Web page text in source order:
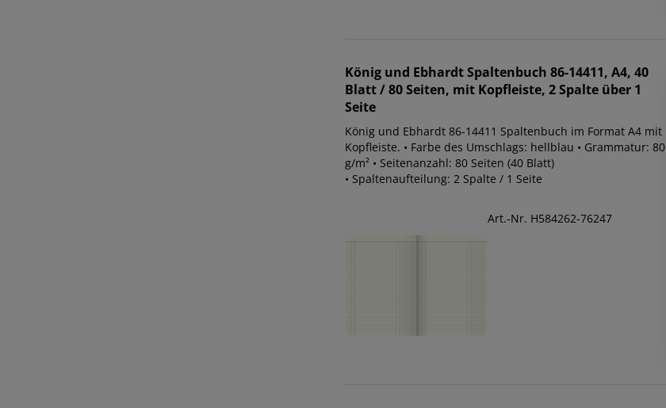
König und Ebhardt Spaltenbuch 86-14411, A4, 40
Blatt / 80 Seiten, mit Kopfleiste, 2 Spalte über 1
Seite
König und Ebhardt 86-14411 Spaltenbuch im Format A4 mit
Kopfleiste. • Farbe des Umschlags: hellblau • Grammatur: 80
g/m² • Seitenanzahl: 80 Seiten (40 Blatt)
• Spaltenaufteilung: 2 Spalte / 1 Seite
Art.-Nr. H584262-76247